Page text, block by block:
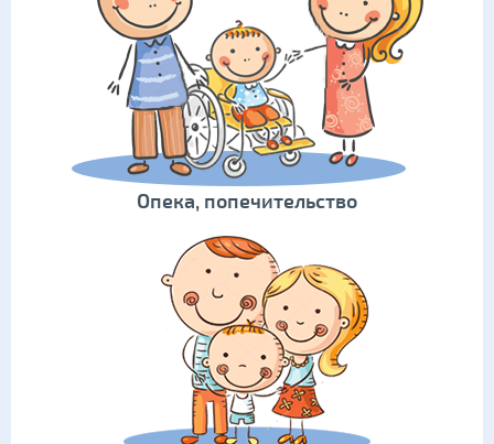
Опека, попечительство